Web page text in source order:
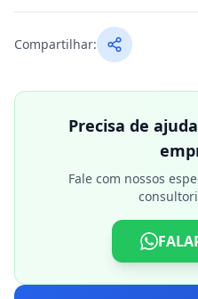
Compartilhar:
Precisa de
Fale com nossos